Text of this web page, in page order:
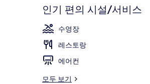
중
9.6
점,
고
객
추
천
평
점
인기 편의 시설/서비스
수영장
레스토랑
에어컨
모두 보기